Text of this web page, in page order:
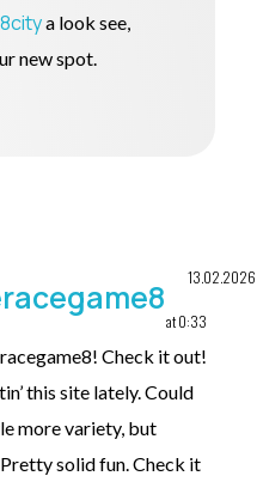
a look see,
new spot.
13.02.2026
at 0:33
Check it out!
this site lately. Could
more variety, but
solid fun. Check it